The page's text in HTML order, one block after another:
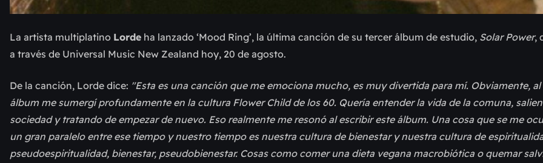
La artista multiplatino Lorde ha lanzado ‘Mood Ring’, la última canción de su tercer álbum de estudio, Solar Power,
a través de Universal Music New Zealand hoy, 20 de agosto.
De la canción, Lorde dice: "Esta es una canción que me emociona mucho, es muy divertida para mí. Obviamente,
álbum me sumergí profundamente en la cultura Flower Child de los 60. Quería entender la vida de la comuna,
sociedad y tratando de empezar de nuevo. Eso realmente me resonó al escribir este álbum. Una cosa que se me
un gran paralelo entre ese tiempo y nuestro tiempo es nuestra cultura de bienestar y nuestra cultura de
pseudoespiritualidad, bienestar, pseudobienestar. Cosas como comer una dieta vegana macrobiótica o quemar